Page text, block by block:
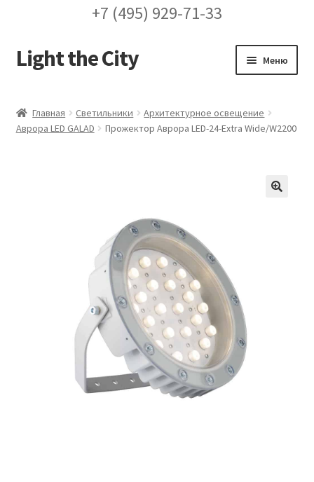
+7 (495) 929-71-33
Перейти
к
Перейти
к
Light the City Меню
FAQ про кронштейны
Доставка и оплата
Заказ проекта освещения
Маркировка опор «Opora engineering»
Главная Светильники
Архитектурное освещение
Аврора LED GALAD
Прожектор Аврора LED-24-Extra Wide/W2200